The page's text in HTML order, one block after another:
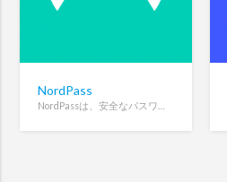
NordPass